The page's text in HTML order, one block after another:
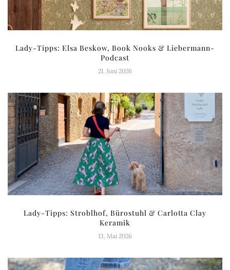
Lady-Tipps: Elsa Beskow, Book Nooks & Liebermann-
Podcast
21. Juni 2026
Lady-Tipps: Stroblhof, Bürostuhl & Carlotta Clay
Keramik
13. Mai 2026